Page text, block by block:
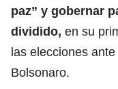
paz” y gobernar
dividido, en su
las elecciones
Bolsonaro.